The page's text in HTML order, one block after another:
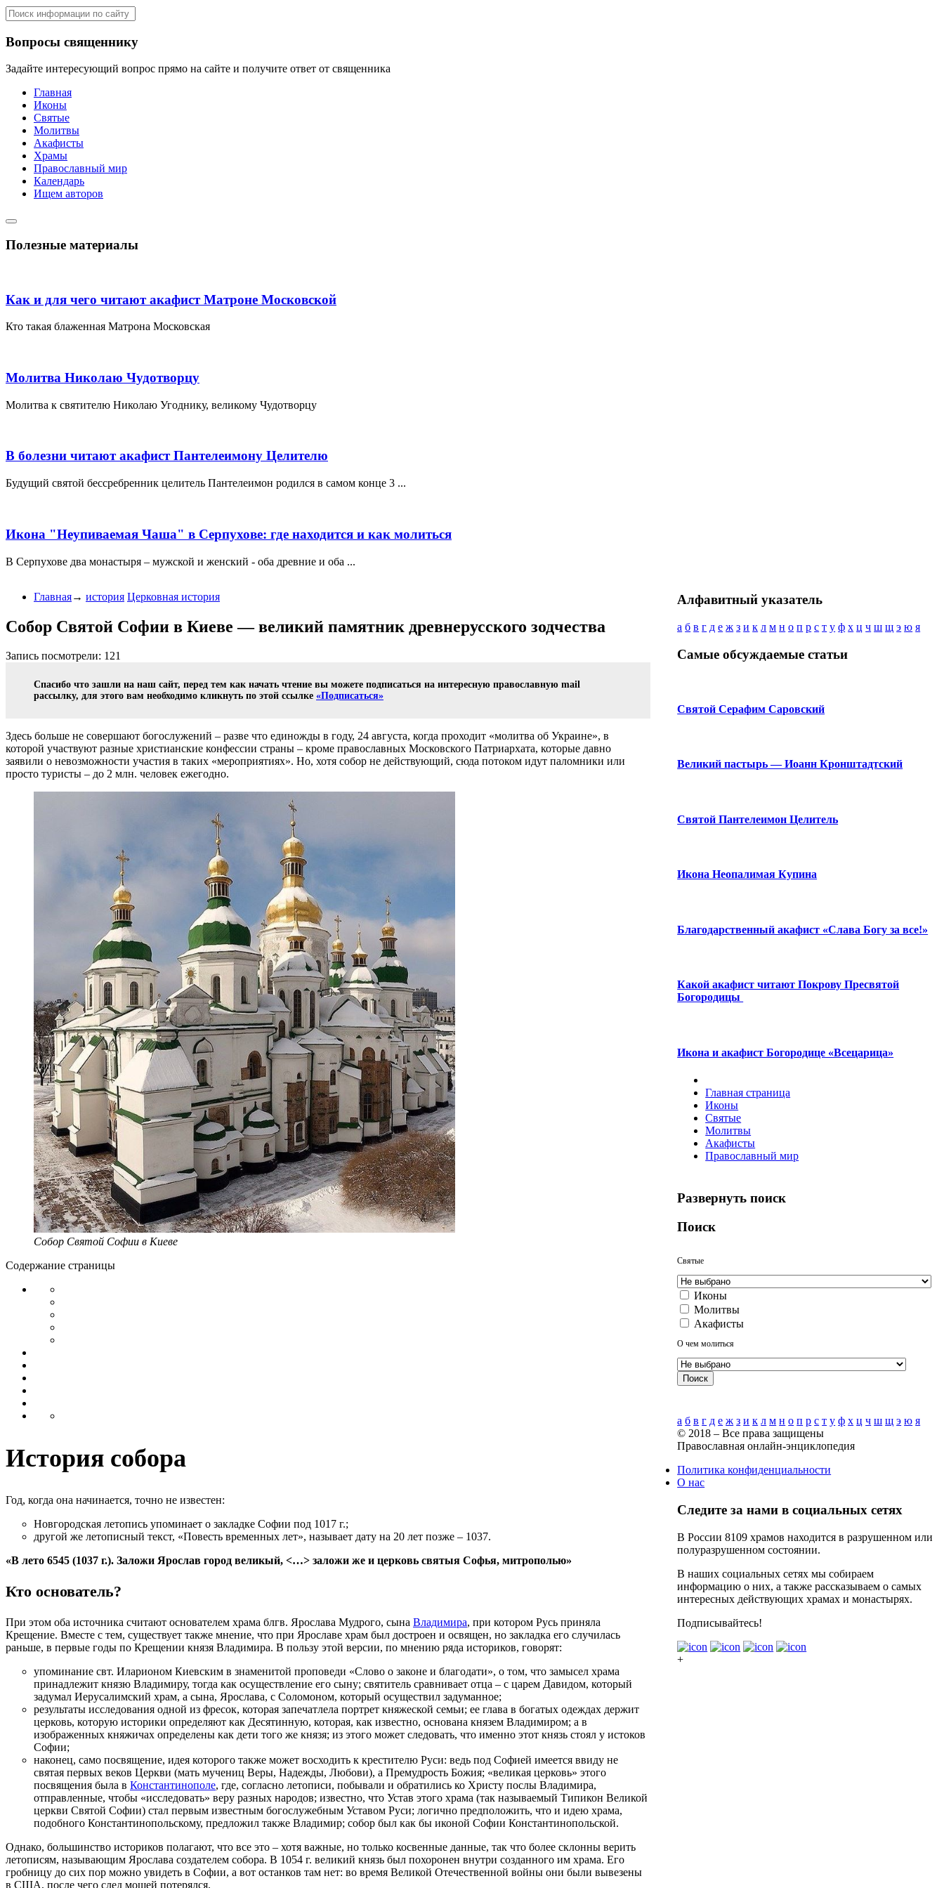
Вопросы священнику
Задайте интересующий вопрос прямо на сайте и получите ответ от священника
Главная
Иконы
Святые
Молитвы
Акафисты
Храмы
Православный мир
Календарь
Ищем авторов
Полезные материалы
Как и для чего читают акафист Матроне Московской
Кто такая блаженная Матрона Московская
Молитва Николаю Чудотворцу
Молитва к святителю Николаю Угоднику, великому Чудотворцу
В болезни читают акафист Пантелеимону Целителю
Будущий святой бессребренник целитель Пантелеимон родился в самом конце 3 ...
Икона "Неупиваемая Чаша" в Серпухове: где находится и как молиться
В Серпухове два монастыря – мужской и женский - оба древние и оба ...
Главная→ история Церковная история
Собор Святой Софии в Киеве — великий памятник древнерусского зодчества
Запись посмотрели: 121
Спасибо что зашли на наш сайт, перед тем как начать чтение вы можете подписаться на интересную православную mail
рассылку, для этого вам необходимо кликнуть по этой ссылке «Подписаться»
Здесь больше не совершают богослужений – разве что единожды в году, 24 августа, когда проходит «молитва об Украине», в
которой участвуют разные христианские конфессии страны – кроме православных Московского Патриархата, которые давно
заявили о невозможности участия в таких «мероприятиях». Но, хотя собор не действующий, сюда потоком идут паломники или
просто туристы – до 2 млн. человек ежегодно.
Собор Святой Софии в Киеве
Содержание страницы
История собора
Год, когда она начинается, точно не известен:
Новгородская летопись упоминает о закладке Софии под 1017 г.;
другой же летописный текст, «Повесть временных лет», называет дату на 20 лет позже – 1037.
«В лето 6545 (1037 г.). Заложи Ярослав город великый, <…> заложи же и церковь святыя Софья, митрополью»
Кто основатель?
При этом оба источника считают основателем храма блгв. Ярослава Мудрого, сына Владимира, при котором Русь приняла
Крещение. Вместе с тем, существует также мнение, что при Ярославе храм был достроен и освящен, но закладка его случилась
раньше, в первые годы по Крещении князя Владимира. В пользу этой версии, по мнению ряда историков, говорят:
упоминание свт. Иларионом Киевским в знаменитой проповеди «Слово о законе и благодати», о том, что замысел храма
принадлежит князю Владимиру, тогда как осуществление его сыну; святитель сравнивает отца – с царем Давидом, который
задумал Иерусалимский храм, а сына, Ярослава, с Соломоном, который осуществил задуманное;
результаты исследования одной из фресок, которая запечатлела портрет княжеской семьи; ее глава в богатых одеждах держит
церковь, которую историки определяют как Десятинную, которая, как известно, основана князем Владимиром; а в
изображенных княжичах определены как дети того же князя; из этого может следовать, что именно этот князь стоял у истоков
Софии;
наконец, само посвящение, идея которого также может восходить к крестителю Руси: ведь под Софией имеется ввиду не
святая первых веков Церкви (мать мучениц Веры, Надежды, Любови), а Премудрость Божия; «великая церковь» этого
посвящения была в Константинополе, где, согласно летописи, побывали и обратились ко Христу послы Владимира,
отправленные, чтобы «исследовать» веру разных народов; известно, что Устав этого храма (так называемый Типикон Великой
церкви Святой Софии) стал первым известным богослужебным Уставом Руси; логично предположить, что и идею храма,
подобного Константинопольскому, предложил также Владимир; собор был как бы иконой Софии Константинопольской.
Однако, большинство историков полагают, что все это – хотя важные, но только косвенные данные, так что более склонны верить
летописям, называющим Ярослава создателем собора. В 1054 г. великий князь был похоронен внутри созданного им храма. Его
гробницу до сих пор можно увидеть в Софии, а вот останков там нет: во время Великой Отечественной войны они были вывезены
в США, после чего след мощей потерялся.
Алфавитный указатель
а б в г д е ж з и к л м н о п р с т у ф х ц ч ш щ э ю я
Самые обсуждаемые статьи
Святой Серафим Саровский
Великий пастырь — Иоанн Кронштадтский
Святой Пантелеимон Целитель
Икона Неопалимая Купина
Благодарственный акафист «Слава Богу за все!»
Какой акафист читают Покрову Пресвятой
Богородицы
Икона и акафист Богородице «Всецарица»
Главная страница
Иконы
Святые
Молитвы
Акафисты
Православный мир
Развернуть поиск
Поиск
Святые
Иконы
Молитвы
Акафисты
О чем молиться
Поиск
а б в г д е ж з и к л м н о п р с т у ф х ц ч ш щ э ю я
© 2018 – Все права защищены
Православная онлайн-энциклопедия
Политика конфиденциальности
О нас
Следите за нами в социальных сетях
В России 8109 храмов находится в разрушенном или
полуразрушенном состоянии.
В наших социальных сетях мы собираем
информацию о них, а также рассказываем о самых
интересных действующих храмах и монастырях.
Подписывайтесь!
+